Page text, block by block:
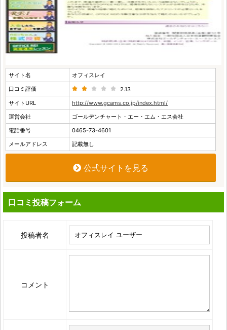
サイト名
オフィスレイ
口コミ評価
2.13
サイトURL
http://www.gcams.co.jp/index.html/
運営会社
ゴールデンチャート・エー・エム・エス会社
電話番号
0465-73-4601
メールアドレス
記載無し
公式サイトを見る
口コミ投稿フォーム
投稿者名
コメント